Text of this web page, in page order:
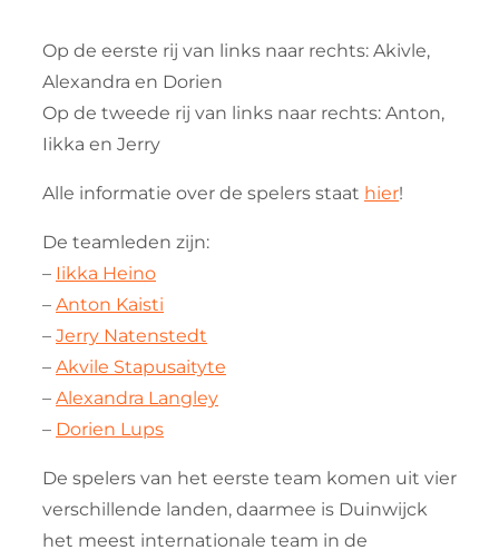
Op de eerste rij van links naar rechts: Akivle,
Alexandra en Dorien
Op de tweede rij van links naar rechts: Anton,
Iikka en Jerry
Alle informatie over de spelers staat hier!
De teamleden zijn:
– Iikka Heino
– Anton Kaisti
– Jerry Natenstedt
– Akvile Stapusaityte
– Alexandra Langley
– Dorien Lups
De spelers van het eerste team komen uit vier
verschillende landen, daarmee is Duinwijck
het meest internationale team in de